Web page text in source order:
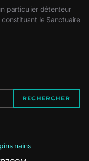
particulier détenteur
constituant le Sanctuaire
RECHERCHER
nains